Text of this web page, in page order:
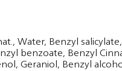
Water, Benzyl
benzoate, Benzyl
Geraniol, Benzyl